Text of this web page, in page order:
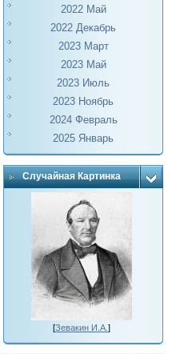
2022 Май
2022 Декабрь
2023 Март
2023 Май
2023 Июль
2023 Ноябрь
2024 Февраль
2025 Январь
Случайная Картинка
[Зевакин И.А. ]